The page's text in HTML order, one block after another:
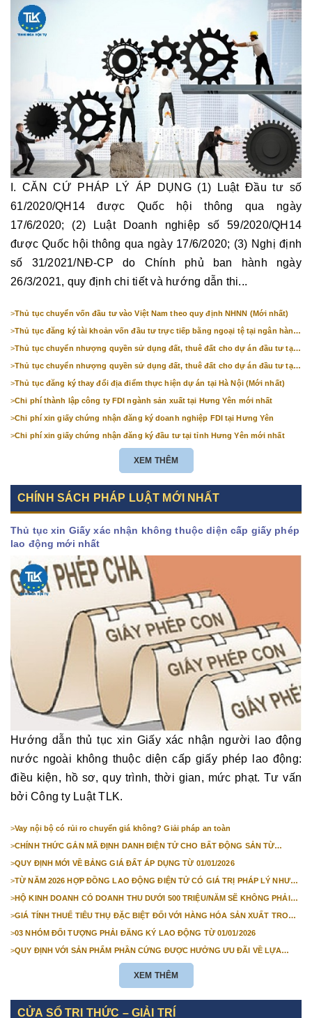
I. CĂN CỨ PHÁP LÝ ÁP DỤNG (1) Luật Đầu tư số
61/2020/QH14 được Quốc hội thông qua ngày
17/6/2020; (2) Luật Doanh nghiệp số 59/2020/QH14
được Quốc hội thông qua ngày 17/6/2020; (3) Nghị định
số 31/2021/NĐ-CP do Chính phủ ban hành ngày
26/3/2021, quy định chi tiết và hướng dẫn thi...
>Thủ tục chuyển vốn đầu tư vào Việt Nam theo quy định NHNN (Mới nhất)
>Thủ tục đăng ký tài khoản vốn đầu tư trực tiếp bằng ngoại tệ tại ngân hàng
>Thủ tục chuyển nhượng quyền sử dụng đất, thuê đất cho dự án đầu tư tại
>Thủ tục chuyển nhượng quyền sử dụng đất, thuê đất cho dự án đầu tư tại
>Thủ tục đăng ký thay đổi địa điểm thực hiện dự án tại Hà Nội (Mới nhất)
>Chi phí thành lập công ty FDI ngành sản xuất tại Hưng Yên mới nhất
>Chi phí xin giấy chứng nhận đăng ký doanh nghiệp FDI tại Hưng Yên
>Chi phí xin giấy chứng nhận đăng ký đầu tư tại tỉnh Hưng Yên mới nhất
XEM THÊM
CHÍNH SÁCH PHÁP LUẬT MỚI NHẤT
Thủ tục xin Giấy xác nhận không thuộc diện cấp giấy phép
lao động mới nhất
Hướng dẫn thủ tục xin Giấy xác nhận người lao động
nước ngoài không thuộc diện cấp giấy phép lao động:
điều kiện, hồ sơ, quy trình, thời gian, mức phạt. Tư vấn
bởi Công ty Luật TLK.
>Vay nội bộ có rủi ro chuyển giá không? Giải pháp an toàn
>CHÍNH THỨC GẮN MÃ ĐỊNH DANH ĐIỆN TỬ CHO BẤT ĐỘNG SẢN TỪ
>QUY ĐỊNH MỚI VỀ BẢNG GIÁ ĐẤT ÁP DỤNG TỪ 01/01/2026
>TỪ NĂM 2026 HỢP ĐỒNG LAO ĐỘNG ĐIỆN TỬ CÓ GIÁ TRỊ PHÁP LÝ NHƯ
>HỘ KINH DOANH CÓ DOANH THU DƯỚI 500 TRIỆU/NĂM SẼ KHÔNG PHẢI
>GIÁ TÍNH THUẾ TIÊU THỤ ĐẶC BIỆT ĐỐI VỚI HÀNG HÓA SẢN XUẤT TRONG
>03 NHÓM ĐỐI TƯỢNG PHẢI ĐĂNG KÝ LAO ĐỘNG TỪ 01/01/2026
>QUY ĐỊNH VỚI SẢN PHẨM PHẦN CỨNG ĐƯỢC HƯỞNG ƯU ĐÃI VỀ LỰA
XEM THÊM
CỬA SỔ TRI THỨC – GIẢI TRÍ